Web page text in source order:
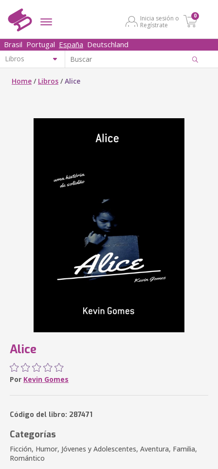
Inicia sesión o
Regístrate
0
Brasil Portugal España Deutschland
Home / Libros /Alice
Alice
Por Kevin Gomes
Código del libro: 287471
Categorías
Ficción, Humor, Jóvenes y Adolescentes, Aventura, Familia,
Romántico